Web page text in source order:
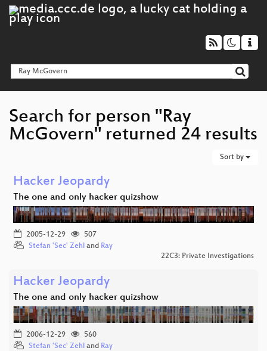
Search for person "Ray
McGovern" returned 24 results
Sort by
Hacker Jeopardy
The one and only hacker quizshow
2005-12-29
507
Stefan 'Sec' Zehl and Ray
22C3: Private Investigations
Hacker Jeopardy
The one and only hacker quizshow
2006-12-29
560
Stefan 'Sec' Zehl and Ray